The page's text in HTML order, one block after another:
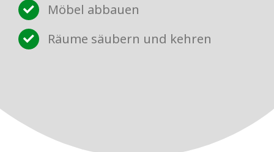
Möbel abbauen
Räume säubern und kehren